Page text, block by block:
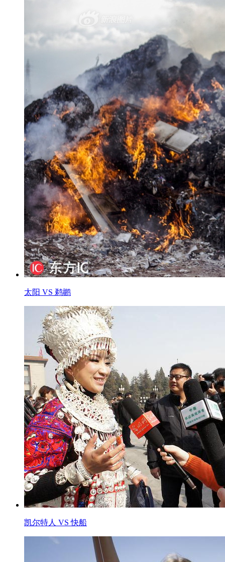
太阳 VS 鹈鹕
凯尔特人 VS 快船